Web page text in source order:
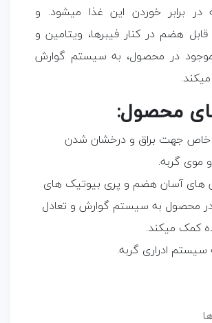
در برابر خوردن این غذا میشود. و
هضم در کنار فیبرها، ویتامین و
در محصول، به سیستم گوارش
محصول:
خاص جهت براق و درخشان شدن
گربه.
های آسان هضم و پری بیوتیک های
محصول به سیستم گوارش و تعادل
کمک میکند.
ادراری گربه.